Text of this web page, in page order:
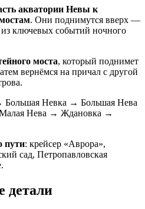
акватории Невы к
. Они поднимутся вверх —
ключевых событий ночного
моста, который поднимет
вернёмся на причал с другой
Большая Невка → Большая Нева
Малая Нева → Ждановка →
пути: крейсер «Аврора»,
сад, Петропавловская
детали